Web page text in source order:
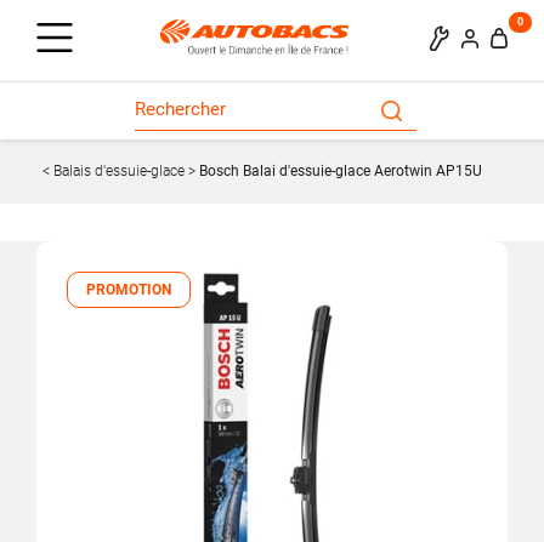
0
Balais d'essuie-glace Bosch Balai d'essuie-glace Aerotwin AP15U
PROMOTION